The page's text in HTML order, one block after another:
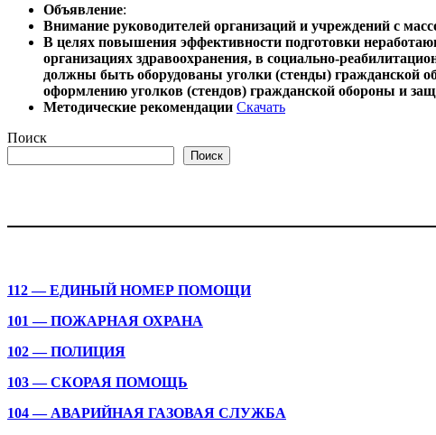
Объявление:
Внимание руководителей организаций и учреждений с
В целях повышения эффективности подготовки
организациях здравоохранения, в социально-
должны быть оборудованы уголки (стенды) гражданской
оформлению уголков (стендов) гражданской обороны и
Методические рекомендации Скачать
Поиск
Поиск
112 — ЕДИНЫЙ НОМЕР ПОМОЩИ
101 — ПОЖАРНАЯ ОХРАНА
102 — ПОЛИЦИЯ
103 — СКОРАЯ ПОМОЩЬ
104 — АВАРИЙНАЯ ГАЗОВАЯ СЛУЖБА